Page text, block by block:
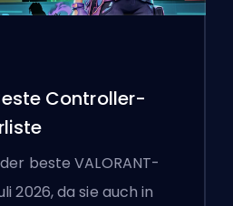
Controller-
beste VALORANT-
2026, da sie auch in